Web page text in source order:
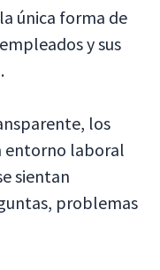
única forma de
y sus
los
entorno laboral
sientan
problemas